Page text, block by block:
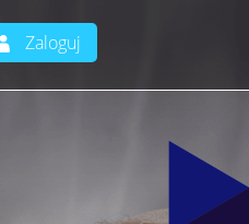
Zaloguj